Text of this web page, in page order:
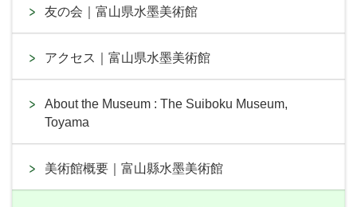
友の会｜富山県水墨美術館
アクセス｜富山県水墨美術館
About the Museum : The Suiboku Museum,
Toyama
美術館概要｜富山縣水墨美術館